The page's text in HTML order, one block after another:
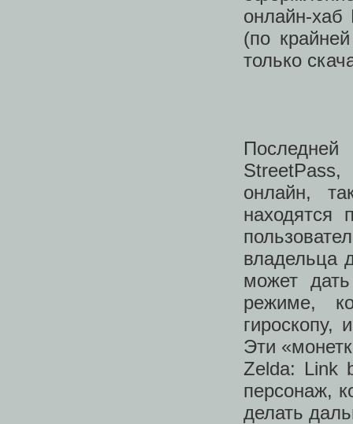
онлайн-хаб
(по
только
онлайн,
находятся
владельца
может
режиме,
Эти
Zelda: Link
персонаж,
делать